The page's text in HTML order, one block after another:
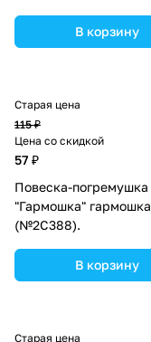
В корзину
Старая цена
115 ₽
Цена со скидкой
57 ₽
Повеска-погремушка
"Гармошка" гармошка
(№2С388).
В корзину
Старая цена